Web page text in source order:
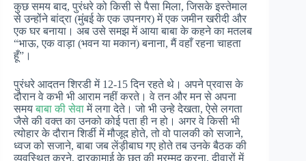
कुछ समय बाद, पुरंधरे को किसी से पैसा मिला, जिसके इस्तेमाल
से उन्होंने बांद्रा (मुंबई के एक उपनगर) में एक जमीन खरीदी और
एक घर बनाया। अब उसे समझ में आया बाबा के कहने का मतलब
“भाऊ, एक वाड़ा (भवन या मकान) बनाना, मैं वहाँ रहना चाहता
हूँ”।
पुरंधरे आदतन शिरडी में 12-15 दिन रहते थे। अपने प्रवास के
दौरान वे कभी भी आराम नहीं करते। वे तन और मन से अपना
समयबाबा की सेवामें लगा देते। जो भी उन्हे देखता, ऐसे लगता
जैसे की वक्त का उनको कोई पता ही न हो। अगर वे किसी भी
त्योहार के दौरान शिर्डी में मौजूद होते, तो वो पालकी को सजाने,
ध्वज को सजाने, बाबा जब लेंड़ीबाघ गए होते तब उनके बैठक की
व्यवस्थित करने, द्वारकामाई के छत की मरम्मद करना, दीवारों में